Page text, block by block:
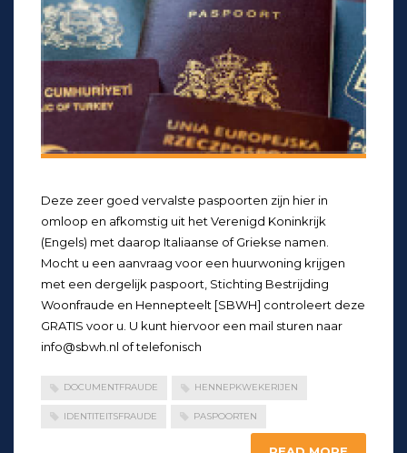
Deze zeer goed vervalste paspoorten zijn hier in
omloop en afkomstig uit het Verenigd Koninkrijk
(Engels) met daarop Italiaanse of Griekse namen.
Mocht u een aanvraag voor een huurwoning krijgen
met een dergelijk paspoort, Stichting Bestrijding
Woonfraude en Hennepteelt [SBWH] controleert deze
GRATIS voor u. U kunt hiervoor een mail sturen naar
info@sbwh.nl of telefonisch
DOCUMENTFRAUDE HENNEPKWEKERIJEN
IDENTITEITSFRAUDE PASPOORTEN